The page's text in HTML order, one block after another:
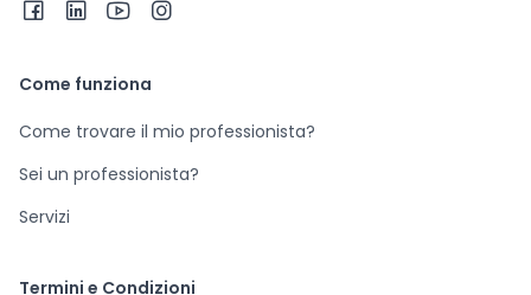
Come funziona
Come trovare il mio professionista?
Sei un professionista?
Servizi
Termini e Condizioni